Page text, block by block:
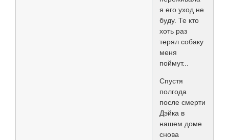
я его уход не
буду. Те кто
хоть раз
терял собаку
меня
поймут...
Спустя
полгода
после смерти
Дэйка в
нашем доме
снова